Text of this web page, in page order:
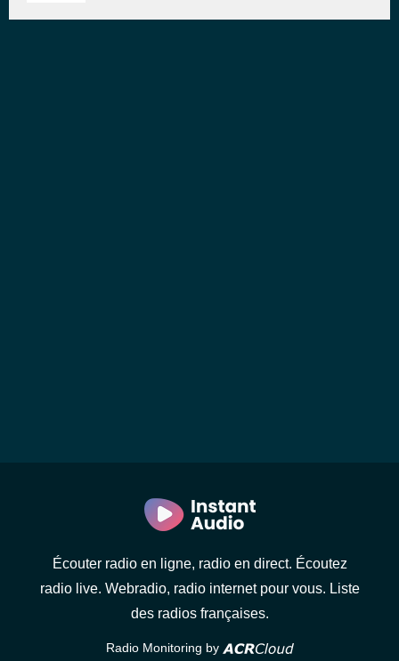
Écouter radio en ligne, radio en direct. Écoutez
radio live. Webradio, radio internet pour vous. Liste
des radios françaises.
Radio Monitoring by